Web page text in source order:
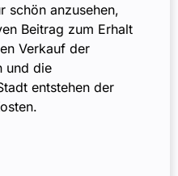
schön anzusehen,
Beitrag zum Erhalt
Verkauf der
und die
entstehen der